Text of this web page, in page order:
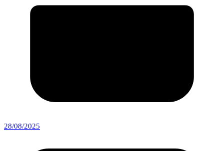
28/08/2025